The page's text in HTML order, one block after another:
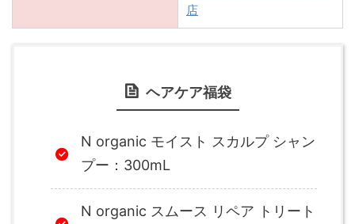
2026/06/04
エヌオーガニック楽天市場
店
ヘアケア福袋